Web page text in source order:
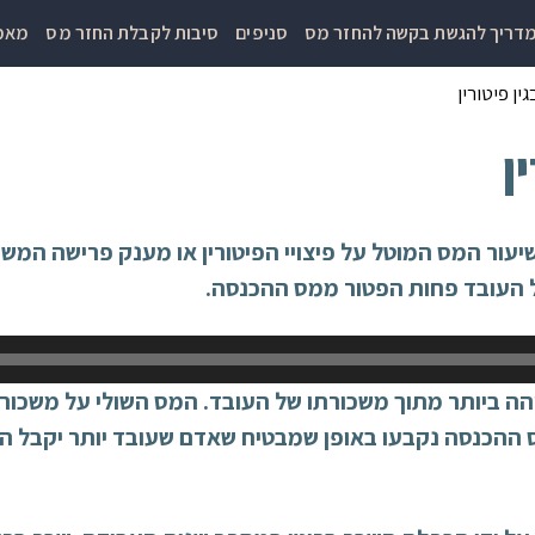
להגשת בקשה להחזר מס סניפים סיבות לקבלת החזר מס
פיטורין
המס המוטל על פיצויי הפיטורין או מענק פרישה
העובד פחות הפטור ממס ההכנסה.
הוא 15%. מדרגות מס ההכנסה נקבעו באופן שמבטיח שאדם שעובד